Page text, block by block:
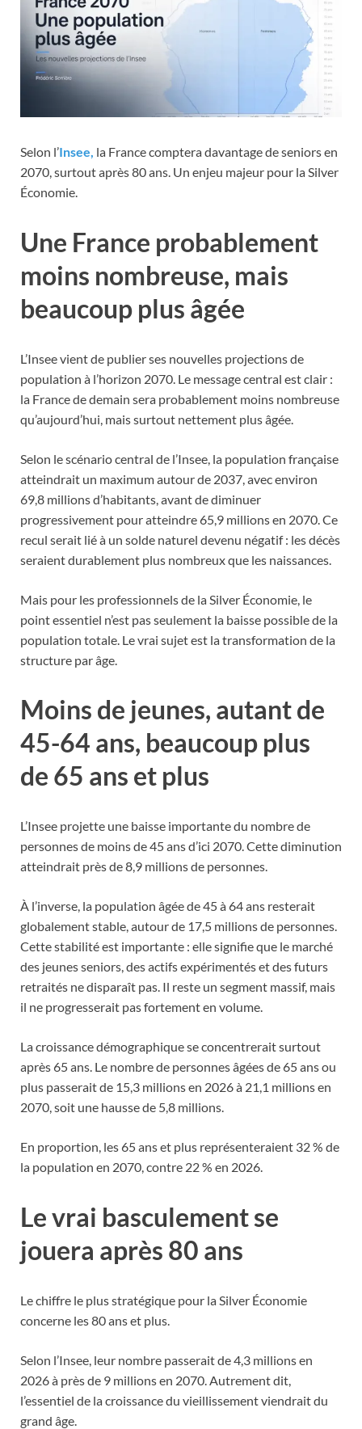
Selon l’Insee, la France comptera davantage de seniors en
2070, surtout après 80 ans. Un enjeu majeur pour la Silver
Économie.
Une France probablement
moins nombreuse, mais
beaucoup plus âgée
L’Insee vient de publier ses nouvelles projections de
population à l’horizon 2070. Le message central est clair :
la France de demain sera probablement moins nombreuse
qu’aujourd’hui, mais surtout nettement plus âgée.
Selon le scénario central de l’Insee, la population française
atteindrait un maximum autour de 2037, avec environ
69,8 millions d’habitants, avant de diminuer
progressivement pour atteindre 65,9 millions en 2070. Ce
recul serait lié à un solde naturel devenu négatif : les décès
seraient durablement plus nombreux que les naissances.
Mais pour les professionnels de la Silver Économie, le
point essentiel n’est pas seulement la baisse possible de la
population totale. Le vrai sujet est la transformation de la
structure par âge.
Moins de jeunes, autant de
45-64 ans, beaucoup plus
de 65 ans et plus
L’Insee projette une baisse importante du nombre de
personnes de moins de 45 ans d’ici 2070. Cette diminution
atteindrait près de 8,9 millions de personnes.
À l’inverse, la population âgée de 45 à 64 ans resterait
globalement stable, autour de 17,5 millions de personnes.
Cette stabilité est importante : elle signifie que le marché
des jeunes seniors, des actifs expérimentés et des futurs
retraités ne disparaît pas. Il reste un segment massif, mais
il ne progresserait pas fortement en volume.
La croissance démographique se concentrerait surtout
après 65 ans. Le nombre de personnes âgées de 65 ans ou
plus passerait de 15,3 millions en 2026 à 21,1 millions en
2070, soit une hausse de 5,8 millions.
En proportion, les 65 ans et plus représenteraient 32 % de
la population en 2070, contre 22 % en 2026.
Le vrai basculement se
jouera après 80 ans
Le chiffre le plus stratégique pour la Silver Économie
concerne les 80 ans et plus.
Selon l’Insee, leur nombre passerait de 4,3 millions en
2026 à près de 9 millions en 2070. Autrement dit,
l’essentiel de la croissance du vieillissement viendrait du
grand âge.